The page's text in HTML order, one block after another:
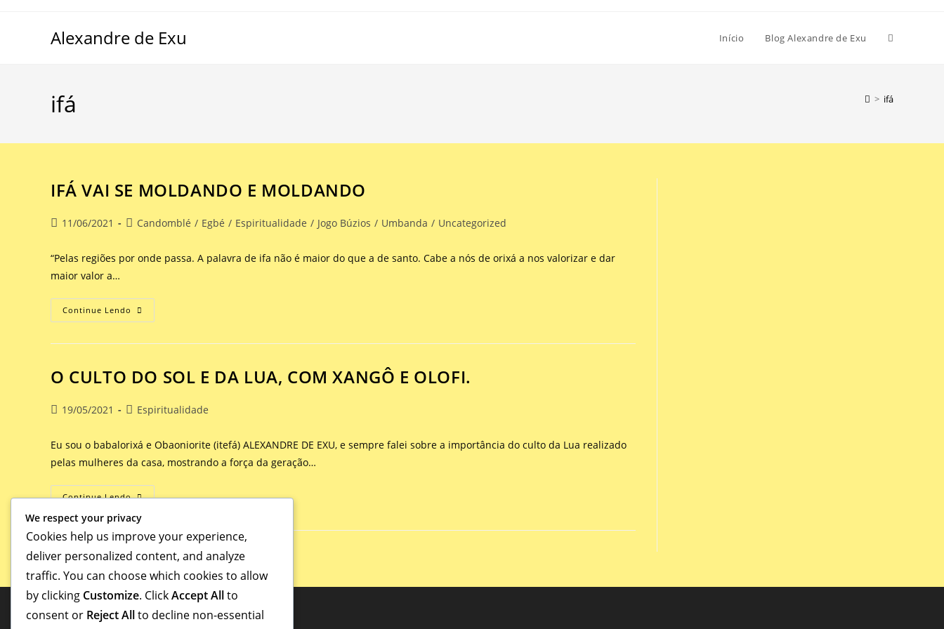
Alexandre de Exu Início Blog Alexandre de Exu
ifá > ifá
IFÁ VAI SE MOLDANDO E MOLDANDO
11/06/2021 Candomblé / Egbé / Espiritualidade / Jogo Búzios / Umbanda / Uncategorized
“Pelas regiões por onde passa. A palavra de ifa não é maior do que a de santo. Cabe a nós de orixá a nos valorizar e dar
maior valor a…
Continue Lendo
O CULTO DO SOL E DA LUA, COM XANGÔ E OLOFI.
19/05/2021 Espiritualidade
Eu sou o babalorixá e Obaoniorite (itefá) ALEXANDRE DE EXU, e sempre falei sobre a importância do culto da Lua realizado
pelas mulheres da casa, mostrando a força da geração…
Continue Lendo
We respect your privacy
Cookies help us improve your experience,
deliver personalized content, and analyze
traffic. You can choose which cookies to allow
by clicking Customize. ClickAccept Allto
consent or Reject Allto decline non-essential